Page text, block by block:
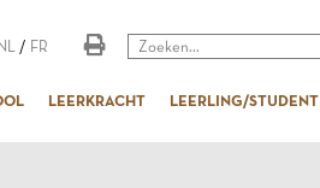
/ FR
LEERKRACHT LEERLING/STUDENT